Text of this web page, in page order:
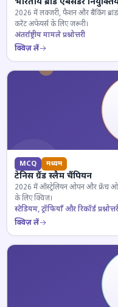
2026 में लक्जरी, फैशन और बैंकिंग
करेंट अफेयर्स के लिए जरूरी।
अंतर्राष्ट्रीय मामले प्रश्नोत्तरी
क्विज़ लें
MCQ मध्यम
टेनिस ग्रैंड स्लैम चैंपियन
2026 में ऑस्ट्रेलियन ओपन और फ्रेंच
के लिए क्विज़।
स्टेडियम, ट्रॉफियाँ और रिकॉर्ड
क्विज़ लें